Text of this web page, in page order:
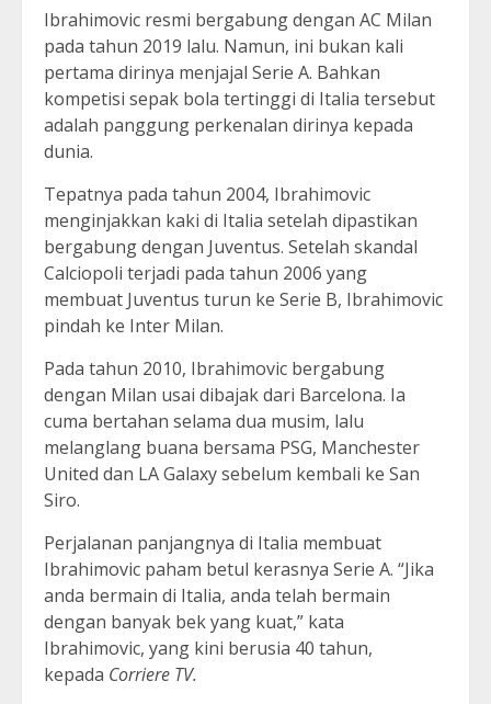
Ibrahimovic resmi bergabung dengan AC Milan
pada tahun 2019 lalu. Namun, ini bukan kali
pertama dirinya menjajal Serie A. Bahkan
kompetisi sepak bola tertinggi di Italia tersebut
adalah panggung perkenalan dirinya kepada
dunia.
Tepatnya pada tahun 2004, Ibrahimovic
menginjakkan kaki di Italia setelah dipastikan
bergabung dengan Juventus. Setelah skandal
Calciopoli terjadi pada tahun 2006 yang
membuat Juventus turun ke Serie B, Ibrahimovic
pindah ke Inter Milan.
Pada tahun 2010, Ibrahimovic bergabung
dengan Milan usai dibajak dari Barcelona. Ia
cuma bertahan selama dua musim, lalu
melanglang buana bersama PSG, Manchester
United dan LA Galaxy sebelum kembali ke San
Siro.
Perjalanan panjangnya di Italia membuat
Ibrahimovic paham betul kerasnya Serie A. “Jika
anda bermain di Italia, anda telah bermain
dengan banyak bek yang kuat,” kata
Ibrahimovic, yang kini berusia 40 tahun,
kepada Corriere TV.